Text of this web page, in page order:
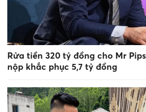
Rửa tiền 320 tỷ đồng cho Mr
nộp khắc phục 5,7 tỷ đồng